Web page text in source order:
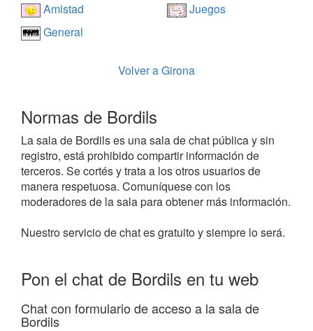
Amistad
Juegos
General
Volver a Girona
Normas de Bordils
La sala de Bordils es una sala de chat pública y sin
registro, está prohibido compartir información de
terceros. Se cortés y trata a los otros usuarios de
manera respetuosa. Comuníquese con los
moderadores de la sala para obtener más información.
Nuestro servicio de chat es gratuito y siempre lo será.
Pon el chat de Bordils en tu web
Chat con formulario de acceso a la sala de
Bordils